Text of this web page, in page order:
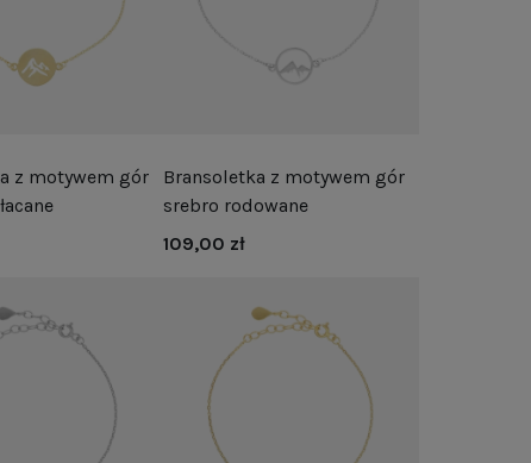
z motywem gór
Bransoletka z motywem gór
srebro rodowane
109,00 zł